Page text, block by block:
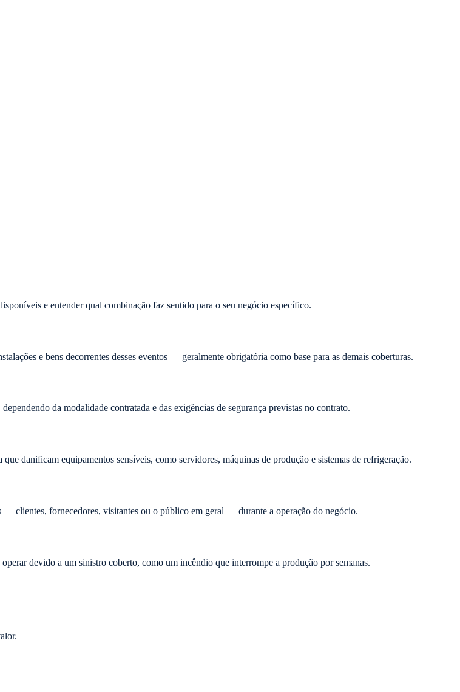
e entender qual combinação faz sentido para o seu negócio específico.
e bens decorrentes desses eventos — geralmente obrigatória como base para as demais coberturas.
da modalidade contratada e das exigências de segurança previstas no contrato.
danificam equipamentos sensíveis, como servidores, máquinas de produção e sistemas de refrigeração.
— clientes, fornecedores, visitantes ou o público em geral — durante a operação do negócio.
devido a um sinistro coberto, como um incêndio que interrompe a produção por semanas.